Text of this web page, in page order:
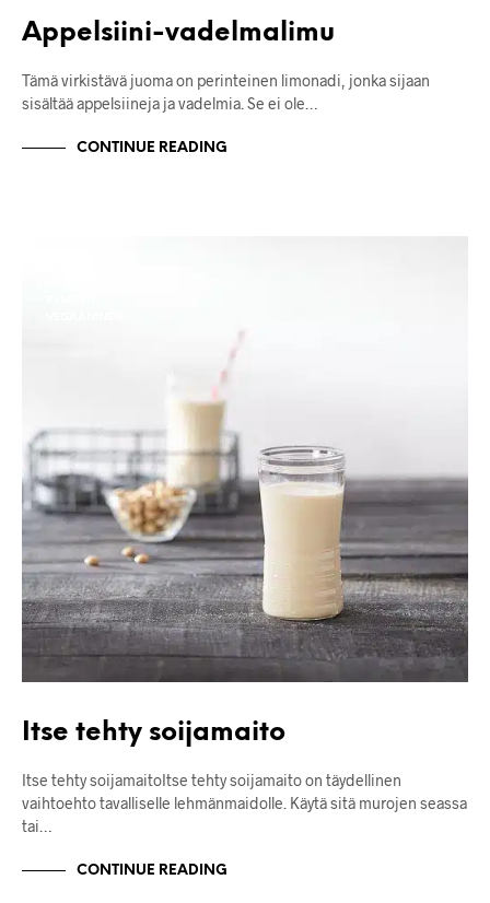
Appelsiini-vadelmalimu
Tämä virkistävä juoma on perinteinen limonadi, jonka sijaan
sisältää appelsiineja ja vadelmia. Se ei ole…
CONTINUE READING
Itse tehty soijamaito
Itse tehty soijamaitoItse tehty soijamaito on täydellinen
vaihtoehto tavalliselle lehmänmaidolle. Käytä sitä murojen seassa
tai…
CONTINUE READING